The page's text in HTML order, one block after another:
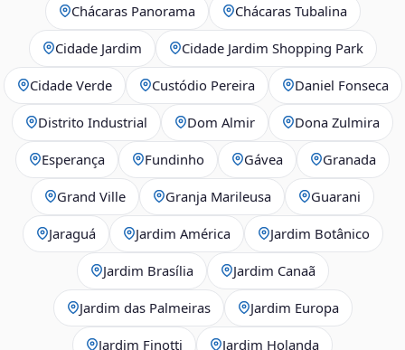
Chácaras Panorama Chácaras Tubalina
Cidade Jardim Cidade Jardim Shopping Park
Cidade Verde Custódio Pereira Daniel Fonseca
Distrito Industrial Dom Almir Dona Zulmira
Esperança Fundinho Gávea Granada
Grand Ville Granja Marileusa Guarani
Jaraguá Jardim América Jardim Botânico
Jardim Brasília Jardim Canaã
Jardim das Palmeiras Jardim Europa
Jardim Finotti Jardim Holanda